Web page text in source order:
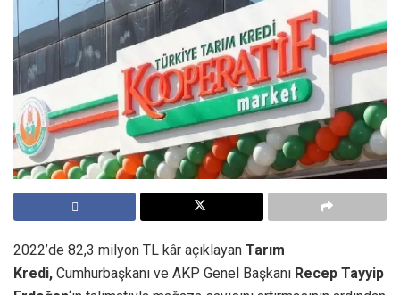
2022’de 82,3 milyon TL kâr açıklayan Tarım
Kredi, Cumhurbaşkanı ve AKP Genel Başkanı Recep Tayyip